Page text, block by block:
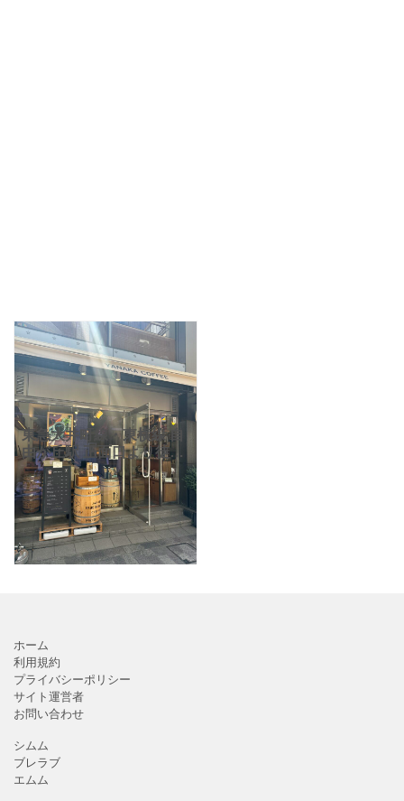
東急大井町線・東横線 自
由が丘駅 正面口より徒歩
４分にある「やなか珈琲
店 自由が丘」さん♪都内
を中心に約40店舗を展開
するコーヒー豆専門店で
す。 「やなか珈琲店
ホーム
利用規約
プライバシーポリシー
サイト運営者
お問い合わせ
シムム
ブレラブ
エムム